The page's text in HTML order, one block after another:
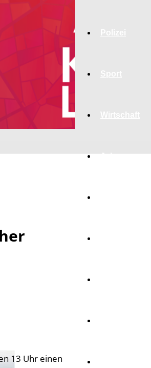
Jobs
13 Uhr einen